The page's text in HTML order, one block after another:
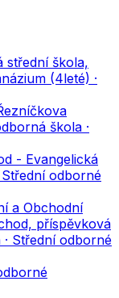
střední škola,
(4leté) ·
škola ·
- Evangelická
odborné
a Obchodní
příspěvková
Střední odborné